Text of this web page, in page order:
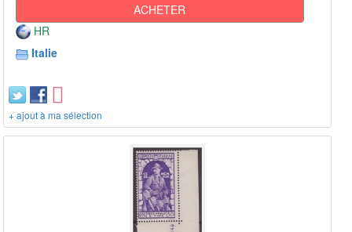
ACHETER
HR
Italie
+ ajout à ma sélection